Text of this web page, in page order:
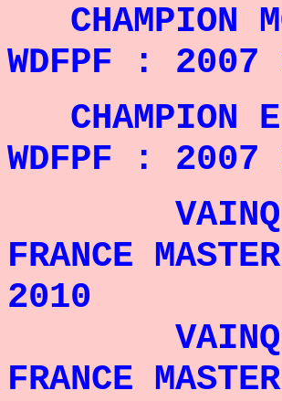
WDFPF : 2007
CHAMPION
WDFPF :
FRANCE
2010
FRANCE